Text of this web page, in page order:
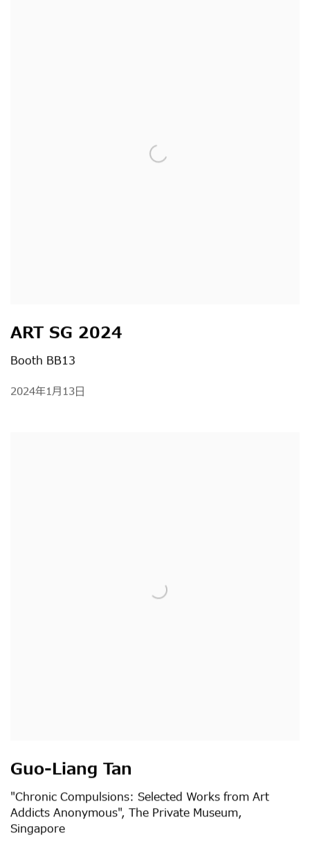
ART SG 2024
Booth BB13
2024年1月13日
Guo-Liang Tan
"Chronic Compulsions: Selected Works from Art
Addicts Anonymous", The Private Museum,
Singapore